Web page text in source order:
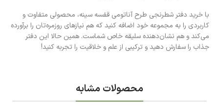
با خرید دفتر شطرنجی طرح آناتومی قفسه سینه، محصولی متفاوت و
کاربردی را به مجموعه خود اضافه کنید که هم نیازهای روزمره‌تان را برآورده
می‌کند و هم نشان‌دهنده سلیقه خاص شماست. همین حالا این دفتر
جذاب را سفارش دهید و ترکیبی از علم و خلاقیت را تجربه کنید!
محصولات مشابه